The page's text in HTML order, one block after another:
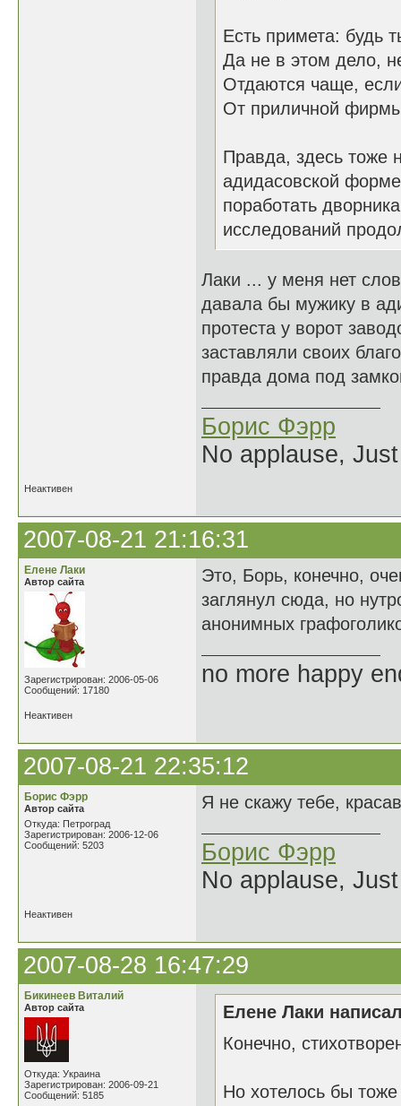
Есть примета: будь
Да не в этом дело,
Отдаются чаще,
От приличной
Правда, здесь тоже
адидасовской
поработать
исследований
Лаки ... у меня нет
давала бы мужику в
протеста у ворот
заставляли своих
правда дома под
Борис Фэрр
No applause,
Неактивен
2007-08-21 21:16:31
Елене Лаки
Автор сайта
Зарегистрирован: 2006-05-06
Сообщений: 17180
Это, Борь, конечно,
заглянул сюда, но
анонимных
no more happy
Неактивен
2007-08-21 22:35:12
Борис Фэрр
Автор сайта
Откуда: Петроград
Зарегистрирован: 2006-12-06
Сообщений: 5203
Я не скажу тебе,
Борис Фэрр
No applause,
Неактивен
2007-08-28 16:47:29
Бикинеев Виталий
Автор сайта
Откуда: Украина
Зарегистрирован: 2006-09-21
Сообщений: 5185
Елене Лаки
Конечно,
Но хотелось бы